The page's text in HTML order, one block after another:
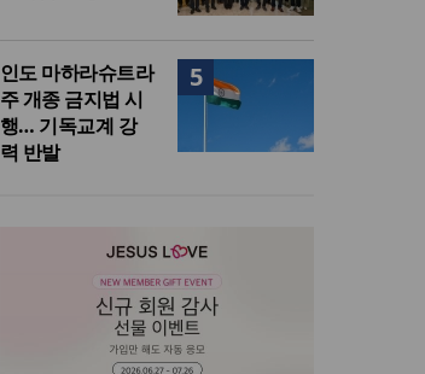
5
인도 마하라슈트라
주 개종 금지법 시
행… 기독교계 강
력 반발